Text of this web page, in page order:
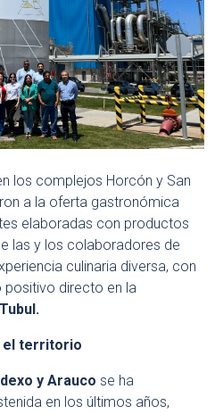
los complejos Horcón y San
a la oferta gastronómica
elaboradas con productos
las y los colaboradores de
culinaria diversa, con
positivo directo en la
el territorio
y Arauco se ha
en los últimos años,